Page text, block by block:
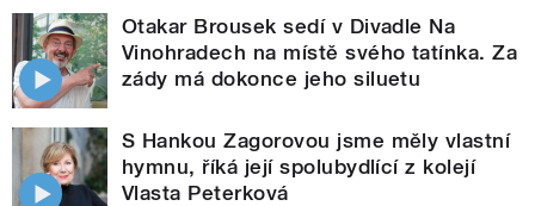
Otakar Brousek sedí v Divadle Na
Vinohradech na místě svého tatínka. Za
zády má dokonce jeho siluetu
S Hankou Zagorovou jsme měly vlastní
hymnu, říká její spolubydlící z kolejí
Vlasta Peterková